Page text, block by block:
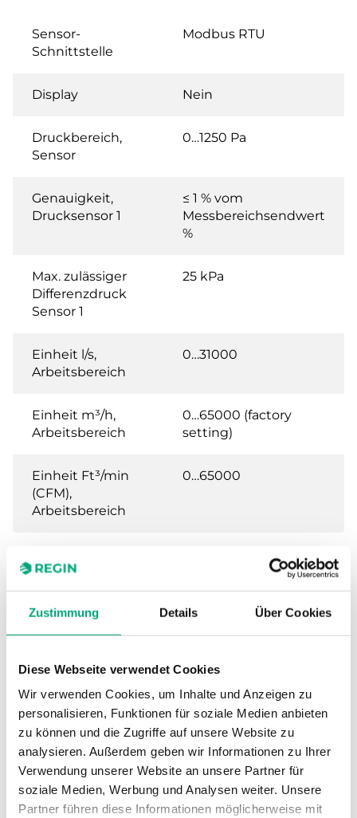
Zustimmung Details Über Cookies
Diese Webseite verwendet Cookies
Wir verwenden Cookies, um Inhalte und Anzeigen zu
personalisieren, Funktionen für soziale Medien anbieten
zu können und die Zugriffe auf unsere Website zu
analysieren. Außerdem geben wir Informationen zu Ihrer
Verwendung unserer Website an unsere Partner für
soziale Medien, Werbung und Analysen weiter. Unsere
Partner führen diese Informationen möglicherweise mit
Sensor-
Schnittstelle
Modbus RTU
Display Nein
Druckbereich,
Sensor
0…1250 Pa
Genauigkeit,
Drucksensor 1
≤ 1 % vom
Messbereichsendwert
%
Max. zulässiger
Differenzdruck
Sensor 1
25 kPa
Einheit l/s,
Arbeitsbereich
0…31000
Einheit m³/h,
Arbeitsbereich
0…65000 (factory
setting)
Einheit Ft³/min
(CFM),
Arbeitsbereich
0…65000
Technische Daten für PDTX…-C – Presigo
Differenzdrucktransmitter mit
Kommunikation
Versorgungsspannung
V AC 50Hz /
21...27 V DC), 4.0
VA
Schutzart IP54